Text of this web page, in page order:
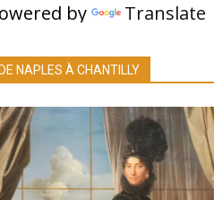
by Translate
NAPLES À CHANTILLY